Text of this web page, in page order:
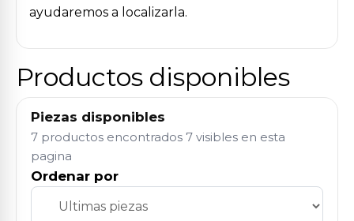
ayudaremos a localizarla.
Productos disponibles
Piezas disponibles
7 productos encontrados 7 visibles en esta
pagina
Ordenar por